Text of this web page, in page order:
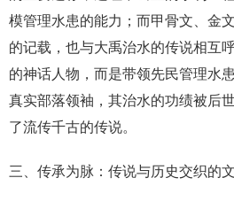
模管理水患的能力；而甲骨文、金
的记载，也与大禹治水的传说相互
的神话人物，而是带领先民管理水
真实部落领袖，其治水的功绩被后
了流传千古的传说。
三、传承为脉：传说与历史交织的